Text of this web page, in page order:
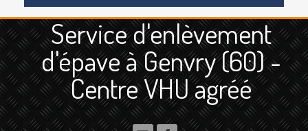
ENLÈVEMENTÉPAVE
Quoi?
Scooteret Moto
Camion
et Poids Lourd
Service d'enlèvement
d'épave à Genvry (60) -
Centre VHU agréé